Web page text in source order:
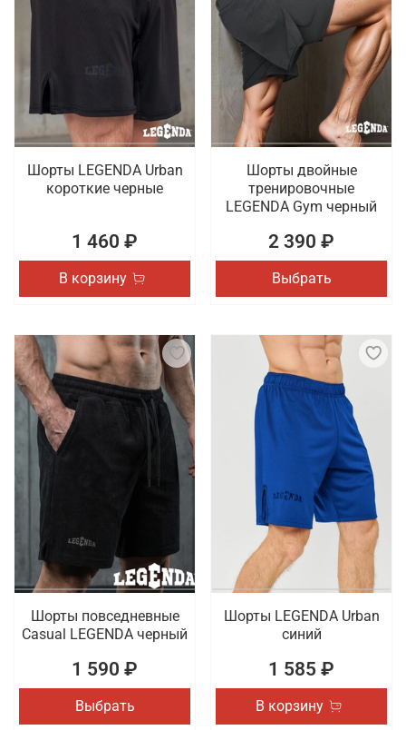
Шорты LEGENDA Urban
короткие черные
1 460 ₽
В корзину
Шорты двойные
тренировочные
LEGENDA Gym черный
2 390 ₽
Выбрать
Шорты повседневные
Casual LEGENDA черный
1 590 ₽
Выбрать
Шорты LEGENDA Urban
синий
1 585 ₽
В корзину